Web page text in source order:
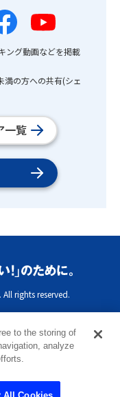
ング動画などを掲載
の方への共有(シェ
一覧
All rights reserved.
to the storing of
analyze